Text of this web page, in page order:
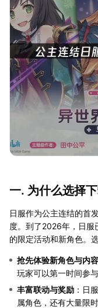
一. 为什么选择
日服作为公主连结的首
度。到了2026年，日服
的限定活动和新角色。
抢先体验新角色与内容
玩家可以第一时间参与
丰富联动与奖励 ：日
属角色，还有大量限时